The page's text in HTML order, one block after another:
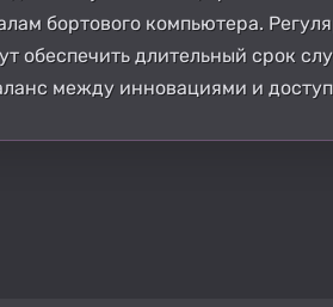
бортового компьютера.
обеспечить длительный срок
между инновациями и